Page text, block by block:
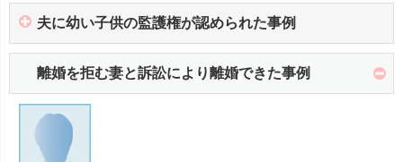
夫に幼い子供の監護権が認められた事例
離婚を拒む妻と訴訟により離婚できた事例